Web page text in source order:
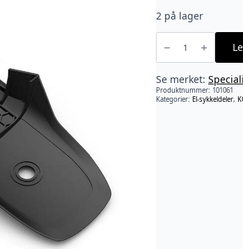
2 på lager
Specialized
Batteri/Rockguard
Levo
antall
Se merket:
Produktnummer: 101061
Kategorier: El-sykkeldeler,